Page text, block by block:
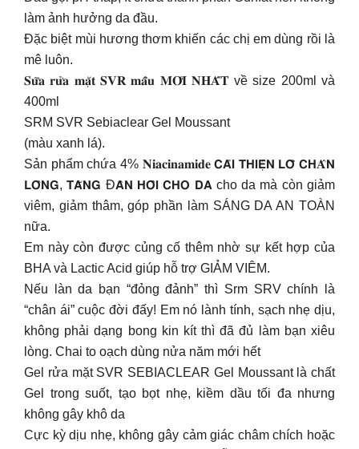
làm ảnh hưởng da đầu.
Đặc biệt mùi hương thơm khiến các chị em dùng rồi là
mê luôn.
𝐒𝐮̛̃𝐚 𝐫𝐮̛̉𝐚 𝐦𝐚̣̆𝐭 𝐒𝐕𝐑 𝐦𝐚̂̃𝐮 𝐌𝐎̛́𝐈 𝐍𝐇𝐀̂́𝐓 về size 200ml và
400ml
SRM SVR Sebiaclear Gel Moussant
(màu xanh lá).
Sản phẩm chứa 4% 𝐍𝐢𝐚𝐜𝐢𝐧𝐚𝐦𝐢𝐝𝐞 𝗖𝗔̉𝗜 𝗧𝗛𝗜𝗘̣̂𝗡 𝗟𝗢̂̃ 𝗖𝗛𝐀̂𝗡
𝗟𝗢̂𝗡𝗚, 𝗧𝗔̆𝗡𝗚 Đ𝗔̀𝗡 𝗛𝗢̂̀𝗜 𝗖𝗛𝗢 𝗗𝗔 cho da mà còn giảm
viêm, giảm thâm, góp phần làm SÁNG DA AN TOÀN
nữa.
Em này còn được củng cố thêm nhờ sự kết hợp của
BHA và Lactic Acid giúp hỗ trợ GIẢM VIÊM.
Nếu làn da bạn “đỏng đảnh” thì Srm SRV chính là
“chân ái” cuộc đời đấy! Em nó lành tính, sạch nhẹ dịu,
không phải dạng bong kin kít thì đã đủ làm bạn xiêu
lòng. Chai to oạch dùng nửa năm mới hết
Gel rửa mặt SVR SEBIACLEAR Gel Moussant là chất
Gel trong suốt, tạo bọt nhẹ, kiềm dầu tối đa nhưng
không gây khô da
Cực kỳ dịu nhẹ, không gây cảm giác châm chích hoặc